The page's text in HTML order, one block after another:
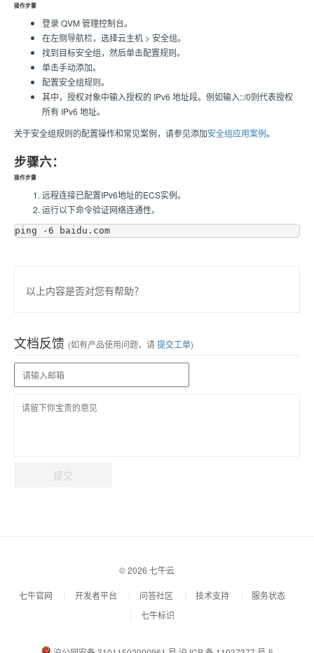
操作步骤
登录 QVM 管理控制台。
在左侧导航栏，选择云主机 > 安全组。
找到目标安全组，然后单击配置规则。
单击手动添加。
配置安全组规则。
其中，授权对象中输入授权的 IPv6 地址段。例如输入::/0则代表授权
所有 IPv6 地址。
关于安全组规则的配置操作和常见案例，请参见添加安全组应用案例。
步骤六：
操作步骤
远程连接已配置IPv6地址的ECS实例。
运行以下命令验证网络连通性。
以上内容是否对您有帮助？
文档反馈 (如有产品使用问题，请提交工单)
提交
© 2026 七牛云
七牛官网 开发者平台 问答社区 技术支持
服务状态
七牛标识